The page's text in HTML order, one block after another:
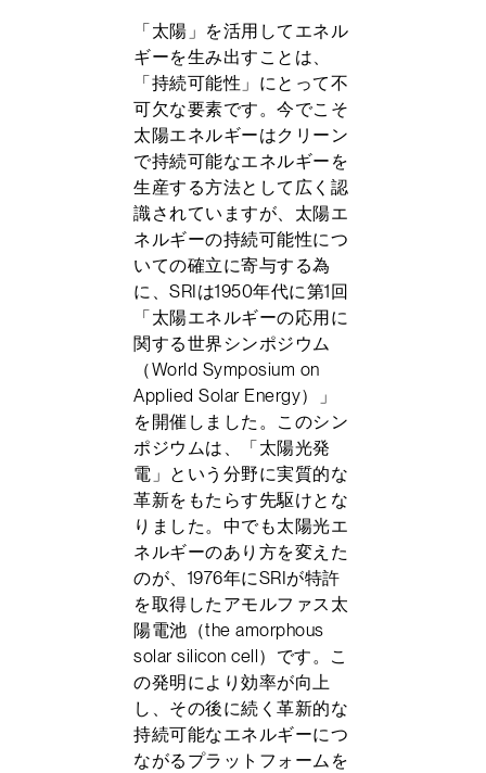
「太陽」を活用してエネル
ギーを生み出すことは、
「持続可能性」にとって不
可欠な要素です。今でこそ
太陽エネルギーはクリーン
で持続可能なエネルギーを
生産する方法として広く認
識されていますが、太陽エ
ネルギーの持続可能性につ
いての確立に寄与する為
に、SRIは1950年代に第1回
「太陽エネルギーの応用に
関する世界シンポジウム
（World Symposium on
Applied Solar Energy）」
を開催しました。このシン
ポジウムは、「太陽光発
電」という分野に実質的な
革新をもたらす先駆けとな
りました。中でも太陽光エ
ネルギーのあり方を変えた
のが、1976年にSRIが特許
を取得したアモルファス太
陽電池（the amorphous
solar silicon cell）です。こ
の発明により効率が向上
し、その後に続く革新的な
持続可能なエネルギーにつ
ながるプラットフォームを